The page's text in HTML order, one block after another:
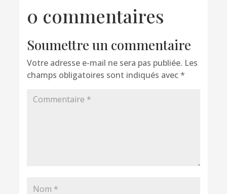
0 commentaires
Soumettre un commentaire
Votre adresse e-mail ne sera pas publiée. Les
champs obligatoires sont indiqués avec*